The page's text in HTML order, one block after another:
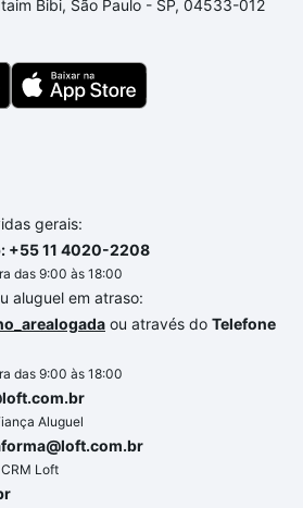
conte com a gente para comprar
com segurança e
até as chaves.
Bibi, São Paulo - SP, 04533-012
gerais:
+55 11 4020-2208
das 9:00 às 18:00
aluguel em atraso:
ou através do Telefone
das 9:00 às 18:00
Aluguel
Loft